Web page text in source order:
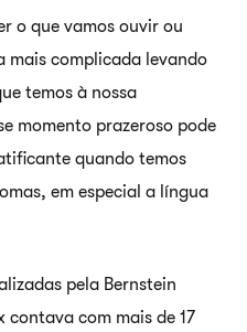
o que vamos ouvir ou
mais complicada levando
temos à nossa
momento prazeroso pode
quando temos
em especial a língua
pela Bernstein
contava com mais de 17